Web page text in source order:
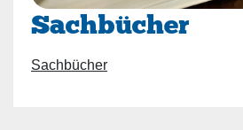
Sachbücher
Sachbücher